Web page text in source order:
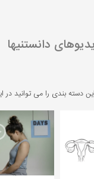
دانستنیها
دسته بندی را می توانید